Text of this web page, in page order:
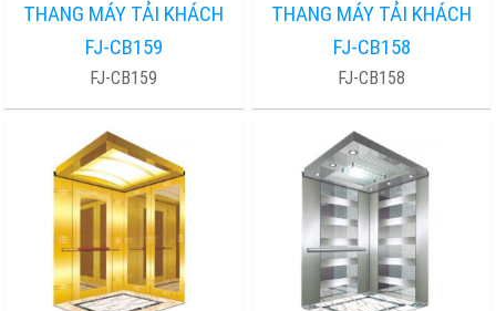
THANG MÁY TẢI KHÁCH
FJ-CB159
FJ-CB159
THANG MÁY TẢI KHÁCH
FJ-CB158
FJ-CB158